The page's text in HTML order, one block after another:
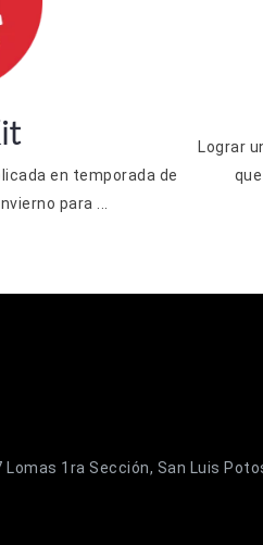
en temporada de
para ...
Lograr
1ra Sección, San Luis